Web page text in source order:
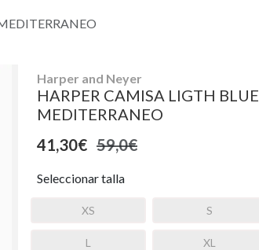
Harper and Neyer
HARPER CAMISA LIGTH BLUE
MEDITERRANEO
41,30€ 59,0€
Seleccionar talla
XS S
L XL